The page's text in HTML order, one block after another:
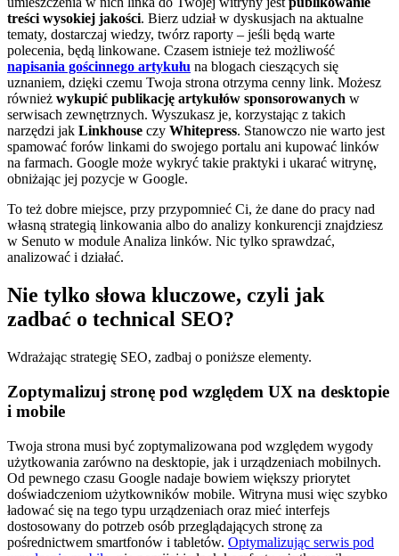
treści wysokiej jakości. Bierz udział w dyskusjach na aktualne
tematy, dostarczaj wiedzy, twórz raporty – jeśli będą warte
polecenia, będą linkowane. Czasem istnieje też możliwość
napisania gościnnego artykułu na blogach cieszących się
uznaniem, dzięki czemu Twoja strona otrzyma cenny link. Możesz
również wykupić publikację artykułów sponsorowanych w
serwisach zewnętrznych. Wyszukasz je, korzystając z takich
narzędzi jak Linkhouse czy Whitepress. Stanowczo nie warto jest
spamować forów linkami do swojego portalu ani kupować linków
na farmach. Google może wykryć takie praktyki i ukarać witrynę,
obniżając jej pozycje w Google.
To też dobre miejsce, przy przypomnieć Ci, że dane do pracy nad
własną strategią linkowania albo do analizy konkurencji znajdziesz
w Senuto w module Analiza linków. Nic tylko sprawdzać,
analizować i działać.
Nie tylko słowa kluczowe, czyli jak
zadbać o technical SEO?
Wdrażając strategię SEO, zadbaj o poniższe elementy.
Zoptymalizuj stronę pod względem UX na desktopie
i mobile
Twoja strona musi być zoptymalizowana pod względem wygody
użytkowania zarówno na desktopie, jak i urządzeniach mobilnych.
Od pewnego czasu Google nadaje bowiem większy priorytet
doświadczeniom użytkowników mobile. Witryna musi więc szybko
ładować się na tego typu urządzeniach oraz mieć interfejs
dostosowany do potrzeb osób przeglądających stronę za
pośrednictwem smartfonów i tabletów. Optymalizując serwis pod